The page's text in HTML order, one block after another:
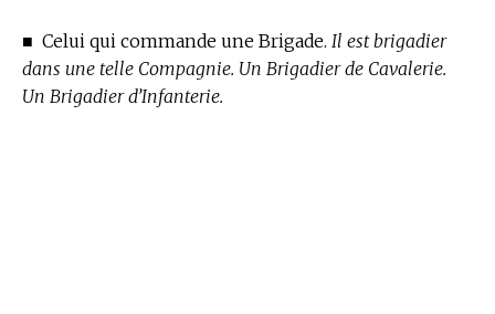
■ Celui qui commande une Brigade. Il est brigadier
dans une telle Compagnie. Un Brigadier de Cavalerie.
Un Brigadier d’Infanterie.